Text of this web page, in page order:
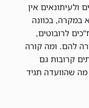
אין
במקרה, בכוונה
את הח"כים לרובוטים,
להם. ומה קורה
קרובות גם
שהוועדה תגיד